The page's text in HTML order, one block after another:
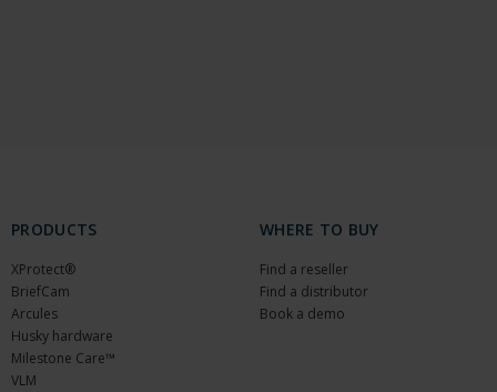
PRODUCTS
XProtect®
BriefCam
Arcules
Husky hardware
Milestone Care™
VLM
WHERE TO BUY
Find a reseller
Find a distributor
Book a demo